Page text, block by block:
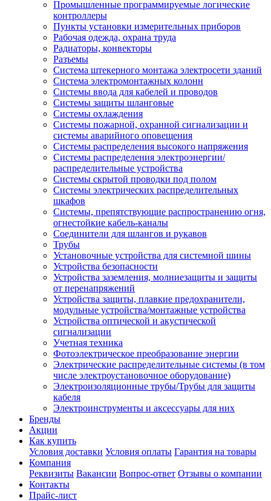
Промышленные программируемые логические
контроллеры
Пункты установки измерительных приборов
Рабочая одежда, охрана труда
Радиаторы, конвекторы
Разъемы
Система штекерного монтажа электросети зданий
Система электромонтажных колонн
Системы ввода для кабелей и проводов
Системы защиты шланговые
Системы охлаждения
Системы пожарной, охранной сигнализации и
системы аварийного оповещения
Системы распределения высокого напряжения
Системы распределения электроэнергии/
распределительные устройства
Системы скрытой проводки под полом
Системы электрических распределительных
шкафов
Системы, препятствующие распространению огня,
огнестойкие кабель-каналы
Соединители для шлангов и рукавов
Трубы
Установочные устройства для системной шины
Устройства безопасности
Устройства заземления, молниезащиты и защиты
от перенапряжений
Устройства защиты, плавкие предохранители,
модульные устройства/монтажные устройства
Устройства оптической и акустической
сигнализации
Учетная техника
Фотоэлектрическое преобразование энергии
Электрические распределительные системы (в том
числе электроустановочное оборудование)
Электроизоляционные трубы/Трубы для защиты
кабеля
Электроинструменты и аксессуары для них
Бренды
Акции
Как купить
Условия доставки Условия оплаты Гарантия на товары
Компания
Реквизиты Вакансии Вопрос-ответ Отзывы о компании
Контакты
Прайс-лист